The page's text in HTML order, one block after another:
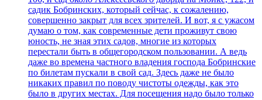
садик Бобринских, который сейчас, к сожалению,
совершенно закрыт для всех зрителей. И вот, я с ужасом
думаю о том, как современные дети проживут свою
юность, не зная этих садов, многие из которых
перестали быть в общегородском пользовании. А ведь
даже во времена частного владения господа Бобринские
по билетам пускали в свой сад. Здесь даже не было
никаких правил по поводу чистоты одежды, как это
было в других местах. Для посещения надо было только